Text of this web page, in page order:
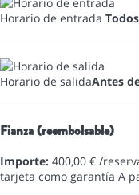
Horario de entrada
Horario de salidaAntes
Fianza (reembolsable)
Importe: 400,00 € /
tarjeta como garantía A